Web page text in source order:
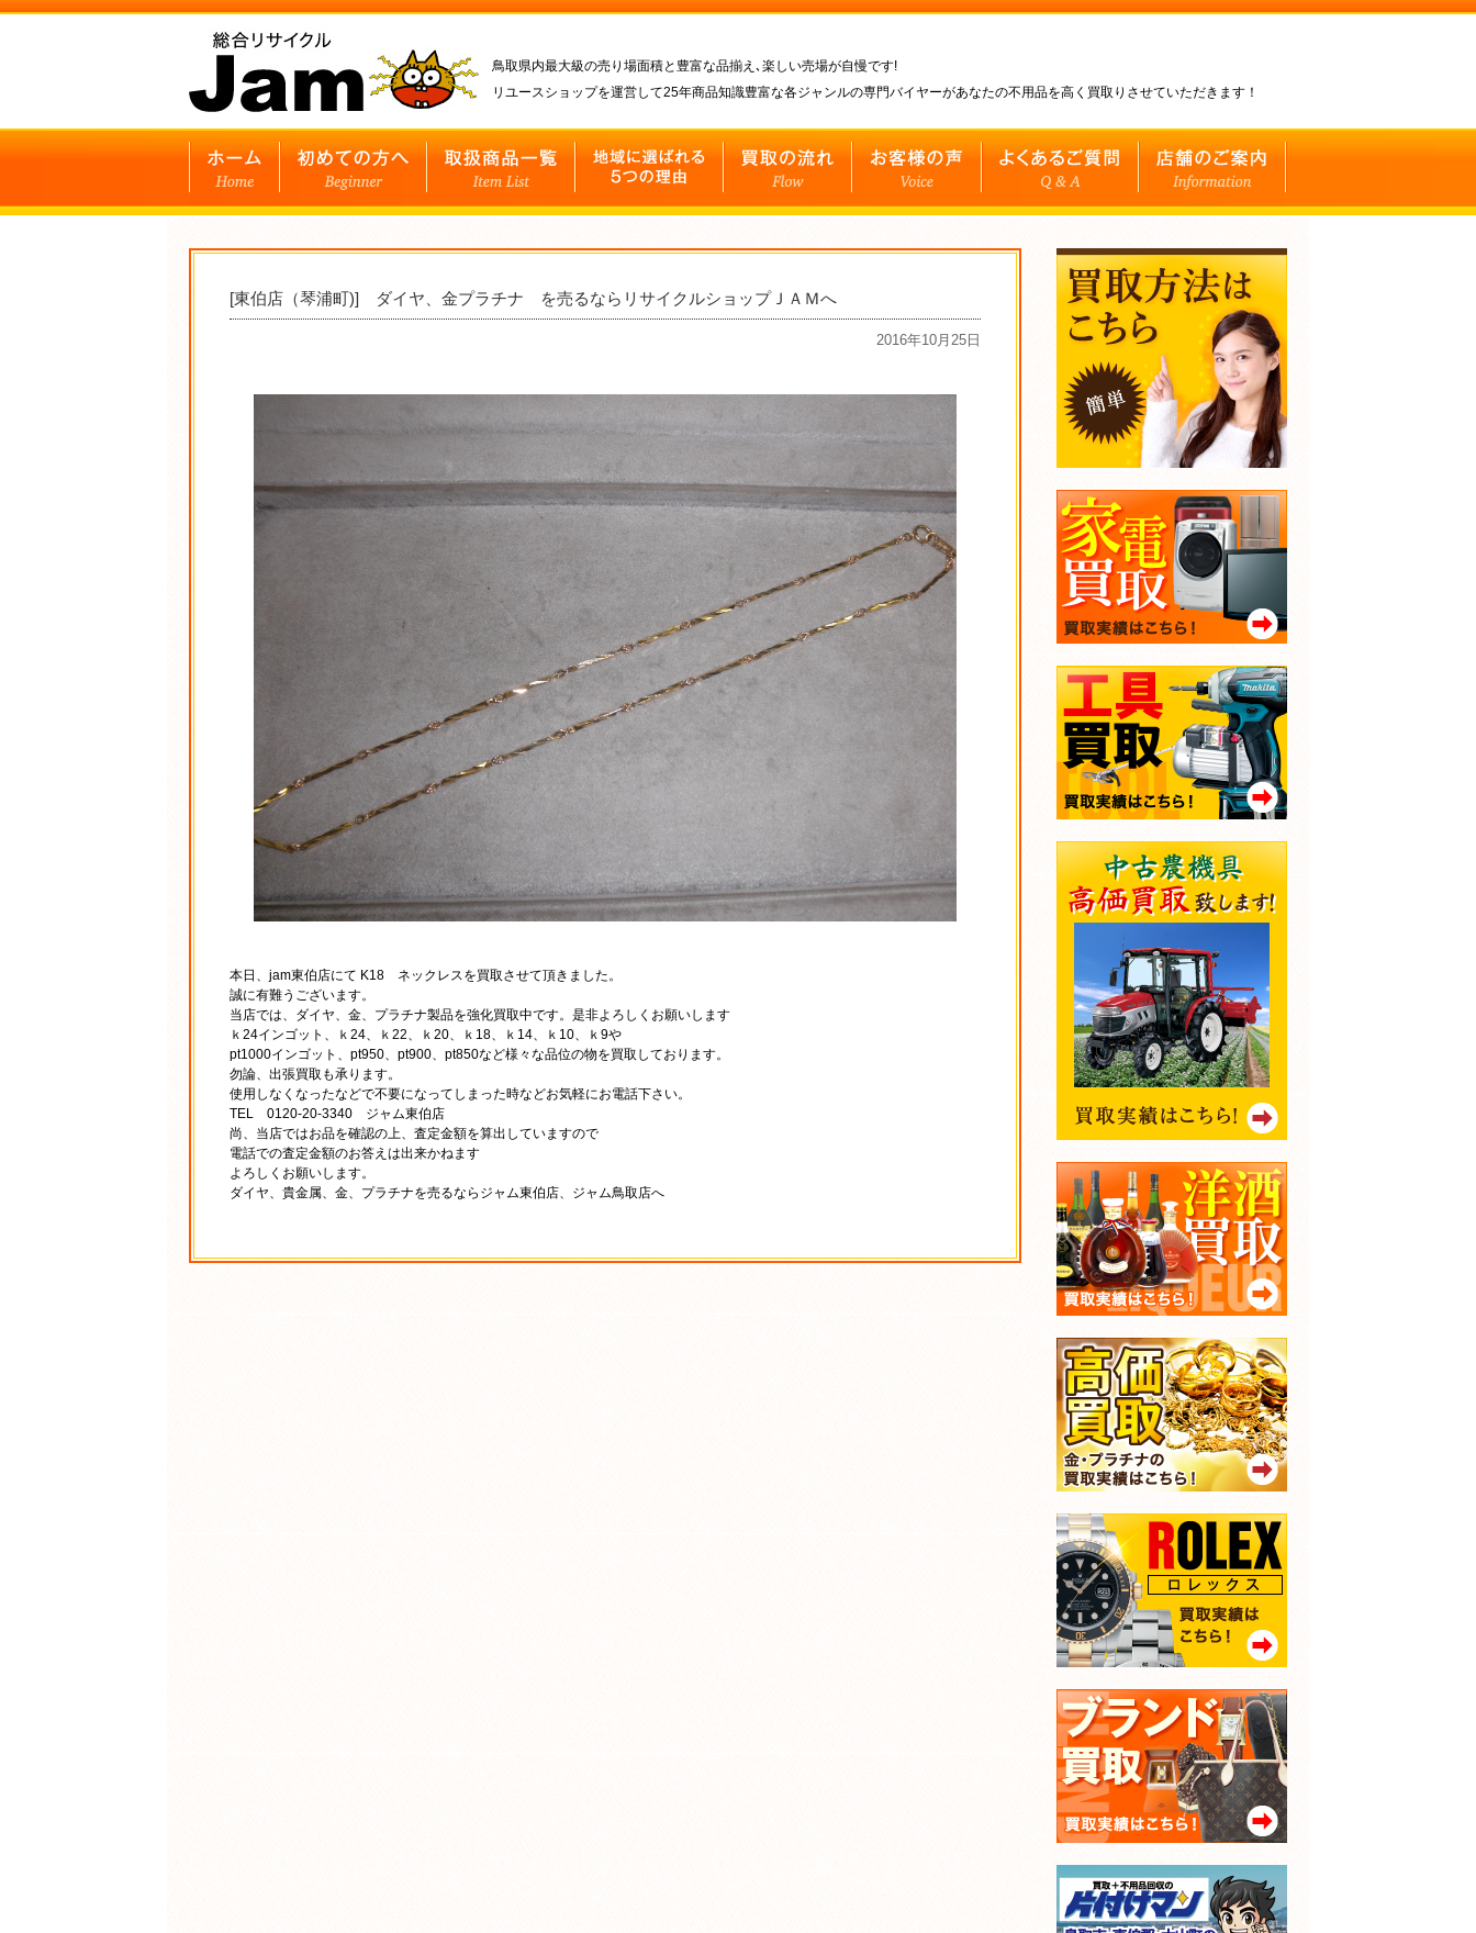
鳥取県内最大級の売り場面積と豊富な品揃え､楽しい売場が自慢です!
リユースショップを運営して25年商品知識豊富な各ジャンルの専門バイヤーがあなたの不用品を高く買取りさせていただきます！
[東伯店（琴浦町)] ダイヤ、金プラチナ を売るならリサイクルショップＪＡＭへ
2016年10月25日
本日、jam東伯店にて K18 ネックレスを買取させて頂きました。
誠に有難うございます。
当店では、ダイヤ、金、プラチナ製品を強化買取中です。是非よろしくお願いします
ｋ24インゴット、ｋ24、ｋ22、ｋ20、ｋ18、ｋ14、ｋ10、ｋ9や
pt1000インゴット、pt950、pt900、pt850など様々な品位の物を買取しております。
勿論、出張買取も承ります。
使用しなくなったなどで不要になってしまった時などお気軽にお電話下さい。
TEL 0120-20-3340 ジャム東伯店
尚、当店ではお品を確認の上、査定金額を算出していますので
電話での査定金額のお答えは出来かねます
よろしくお願いします。
ダイヤ、貴金属、金、プラチナを売るならジャム東伯店、ジャム鳥取店へ